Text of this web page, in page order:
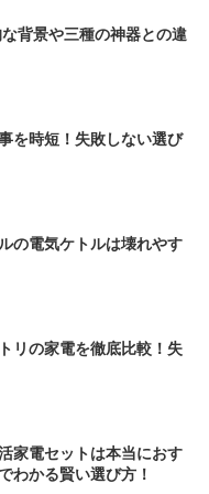
背景や三種の神器との違
を時短！失敗しない選び
の電気ケトルは壊れやす
リの家電を徹底比較！失
家電セットは本当におす
わかる賢い選び方！